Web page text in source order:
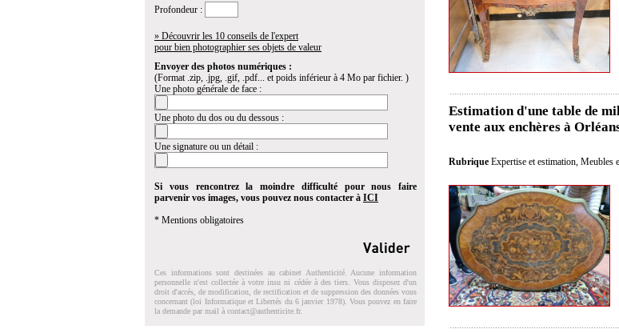
Profondeur :
» Découvrir les 10 conseils de l'expert
pour bien photographier ses objets de valeur
Envoyer des photos numériques :
(Format .zip, .jpg, .gif, .pdf... et poids inférieur à 4 Mo par fichier. )
Une photo générale de face :
Une photo du dos ou du dessous :
Une signature ou un détail :
Si vous rencontrez la moindre difficulté pour nous faire
parvenir vos images, vous pouvez nous contacter à ICI
* Mentions obligatoires
Ces informations sont destinées au cabinet Authenticité. Aucune information
personnelle n'est collectée à votre insu ni cédée à des tiers. Vous disposez d'un
droit d'accés, de modification, de rectification et de suppression des données vous
concernant (loi Informatique et Libertés du 6 janvier 1978). Vous pouvez en faire
la demande par mail à contact@authenticite.fr.
Estimation d'une table de
vente aux enchères à
Rubrique Expertise et estimation Meubles